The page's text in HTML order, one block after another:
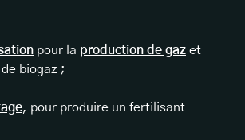
pour la production de gaz et
biogaz ;
, pour produire un fertilisant